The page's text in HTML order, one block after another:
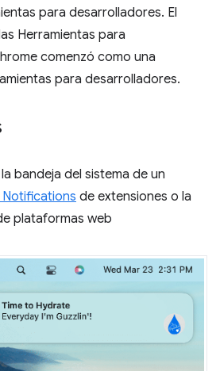
para desarrolladores. El
Herramientas para
comenzó como una
para desarrolladores.
bandeja del sistema de un
Notifications de extensiones o la
plataformas web